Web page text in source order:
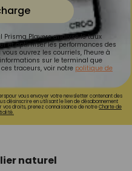
Prisma Players analyse le taux
et optimiser les performances des
ouvrez les courriels, l'heure à
sur le terminal que
traceurs, voir notre politique de
vous envoyer votre newsletter contenant des
désinscrire en utilisant le lien de désabonnement
vos droits, prenez connaissance de notreCharte de
naturel